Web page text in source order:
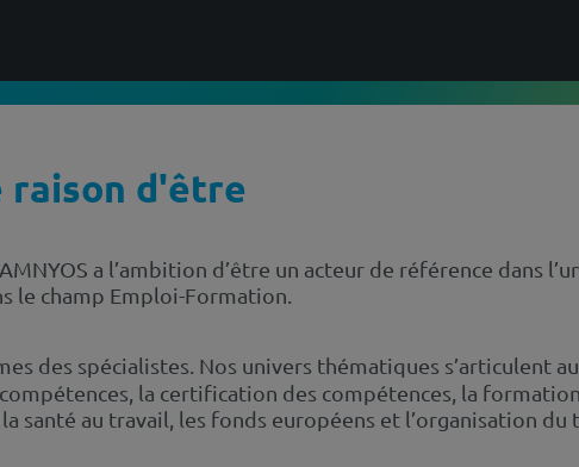
raison d'être
a l’ambition d’être un acteur de référence dans
le champ Emploi-Formation.
des spécialistes. Nos univers thématiques s’articulent
la certification des compétences, la
la santé au travail, les fonds européens et l’organisation du